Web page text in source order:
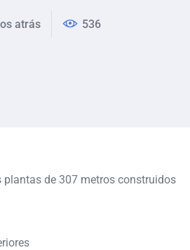
atrás 536
plantas de 307 metros construidos